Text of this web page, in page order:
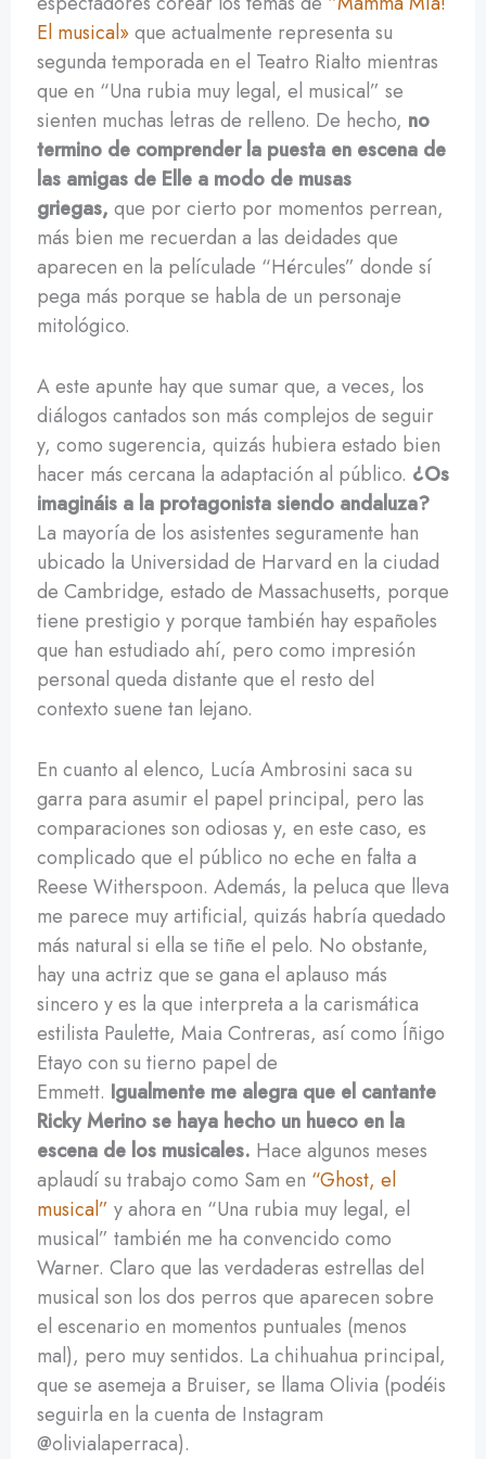
El musical»que actualmente representa su
segunda temporada en el Teatro Rialto mientras
que en “Una rubia muy legal, el musical” se
sienten muchas letras de relleno. De hecho, no
termino de comprender la puesta en escena de
las amigas de Elle a modo de musas
griegas, que por cierto por momentos perrean,
más bien me recuerdan a las deidades que
aparecen en la películade “Hércules” donde sí
pega más porque se habla de un personaje
mitológico.
A este apunte hay que sumar que, a veces, los
diálogos cantados son más complejos de seguir
y, como sugerencia, quizás hubiera estado bien
hacer más cercana la adaptación al público. ¿Os
imagináis a la protagonista siendo andaluza?
La mayoría de los asistentes seguramente han
ubicado la Universidad de Harvard en la ciudad
de Cambridge, estado de Massachusetts, porque
tiene prestigio y porque también hay españoles
que han estudiado ahí, pero como impresión
personal queda distante que el resto del
contexto suene tan lejano.
En cuanto al elenco, Lucía Ambrosini saca su
garra para asumir el papel principal, pero las
comparaciones son odiosas y, en este caso, es
complicado que el público no eche en falta a
Reese Witherspoon. Además, la peluca que lleva
me parece muy artificial, quizás habría quedado
más natural si ella se tiñe el pelo. No obstante,
hay una actriz que se gana el aplauso más
sincero y es la que interpreta a la carismática
estilista Paulette, Maia Contreras, así como Íñigo
Etayo con su tierno papel de
Emmett. Igualmente me alegra que el cantante
Ricky Merino se haya hecho un hueco en la
escena de los musicales. Hace algunos meses
aplaudí su trabajo como Sam en “Ghost, el
musical” y ahora en “Una rubia muy legal, el
musical” también me ha convencido como
Warner. Claro que las verdaderas estrellas del
musical son los dos perros que aparecen sobre
el escenario en momentos puntuales (menos
mal), pero muy sentidos. La chihuahua principal,
que se asemeja a Bruiser, se llama Olivia (podéis
seguirla en la cuenta de Instagram
@olivialaperraca).